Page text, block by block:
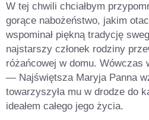
W tej chwili chciałbym
gorące nabożeństwo, jakim
wspominał piękną tradycję
najstarszy członek rodziny
różańcowej w domu. Wówczas
— Najświętsza Maryja Panna
towarzyszyła mu w drodze do
ideałem całego jego życia.